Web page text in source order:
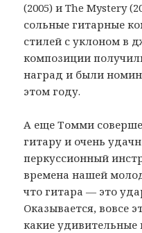
(2005) и The Mystery
сольные гитарные
стилей с уклоном в
композиции
наград и были
этом году.
А еще Томми
гитару и очень
перкуссионный
времена нашей
что гитара — это
Оказывается, вовсе
какие